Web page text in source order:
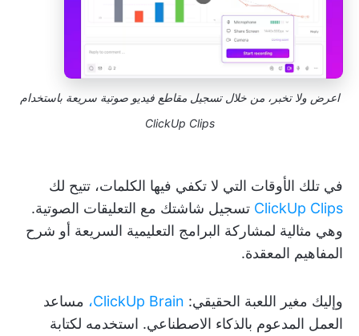
اعرض ولا تخبر، من خلال تسجيل مقاطع فيديو صوتية سريعة باستخدام
ClickUp Clips
في تلك الأوقات التي لا تكفي فيها الكلمات، تتيح لك
ClickUp Clips تسجيل شاشتك مع التعليقات الصوتية.
وهي مثالية لمشاركة البرامج التعليمية السريعة أو شرح
المفاهيم المعقدة.
وإليك مغير اللعبة الحقيقي: ClickUp Brain،
مساعد
العمل المدعوم بالذكاء الاصطناعي. استخدمه لكتابة